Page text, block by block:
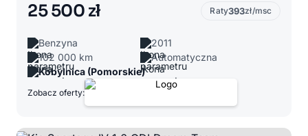
25 500 zł Raty393zł/msc
Benzyna
2011
102 000 km
Automatyczna
Kobylnica (Pomorskie)
Zobacz oferty: